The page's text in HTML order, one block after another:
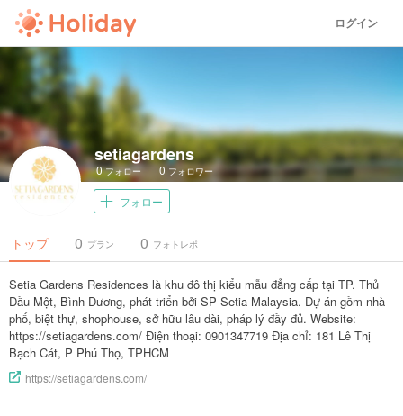
ログイン
setiagardens
0フォロー 0 フォロワー
フォロー
トップ プラン
0 フォトレポ
0
Setia Gardens Residences là khu đô thị kiểu mẫu đẳng cấp tại TP. Thủ
Dầu Một, Bình Dương, phát triển bởi SP Setia Malaysia. Dự án gồm nhà
phố, biệt thự, shophouse, sở hữu lâu dài, pháp lý đầy đủ. Website:
https://setiagardens.com/ Điện thoại: 0901347719 Địa chỉ: 181 Lê Thị
Bạch Cát, P Phú Thọ, TPHCM
https://setiagardens.com/